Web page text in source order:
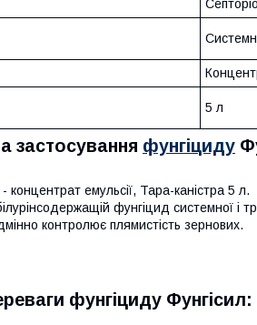
5 л
застосування фунгіциду
концентрат емульсії, Тара-каністра 5 л.
фунгіцид системної і
контролює плямистість зернових.
фунгіциду Фунгісил: